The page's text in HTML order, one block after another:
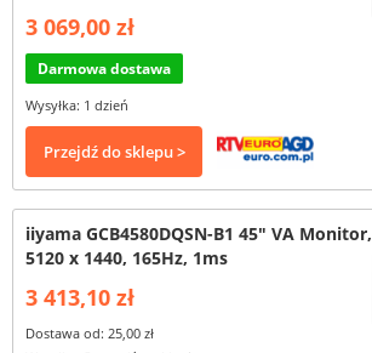
3 069,00 zł
Darmowa dostawa
Wysyłka: 1 dzień
Przejdź do sklepu >
iiyama GCB4580DQSN-B1 45" VA Monitor,
5120 x 1440, 165Hz, 1ms
3 413,10 zł
Dostawa od: 25,00 zł